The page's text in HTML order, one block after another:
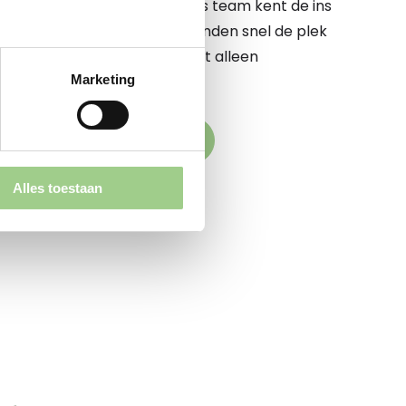
Marketing
Alles toestaan
begeleiden op dit pad. Ons team kent de ins
markt op zijn duimpje. We vinden snel de plek
werkgever elkaar niet alleen
versterken